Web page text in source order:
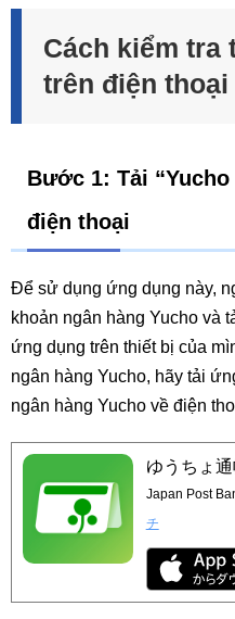
Cách kiểm tra
trên điện thoại
Bước 1: Tải
điện thoại
Để sử dụng ứng dụng này,
khoản ngân hàng Yucho và
ứng dụng trên thiết bị của
ngân hàng Yucho, hãy tải
ngân hàng Yucho về điện
ゆうちょ
Japan Post
チ